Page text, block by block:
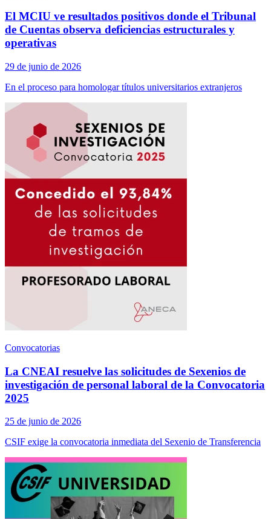
El MCIU ve resultados positivos donde el Tribunal
de Cuentas observa deficiencias estructurales y
operativas
29 de junio de 2026
En el proceso para homologar títulos universitarios extranjeros
Convocatorias
La CNEAI resuelve las solicitudes de Sexenios de
investigación de personal laboral de la Convocatoria
2025
25 de junio de 2026
CSIF exige la convocatoria inmediata del Sexenio de Transferencia